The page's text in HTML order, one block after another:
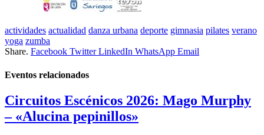
actividades actualidad danza urbana deporte gimnasia pilates verano
yoga zumba
Share. Facebook Twitter LinkedIn WhatsApp Email
Eventos relacionados
Circuitos Escénicos 2026: Mago Murphy
– «Alucina pepinillos»